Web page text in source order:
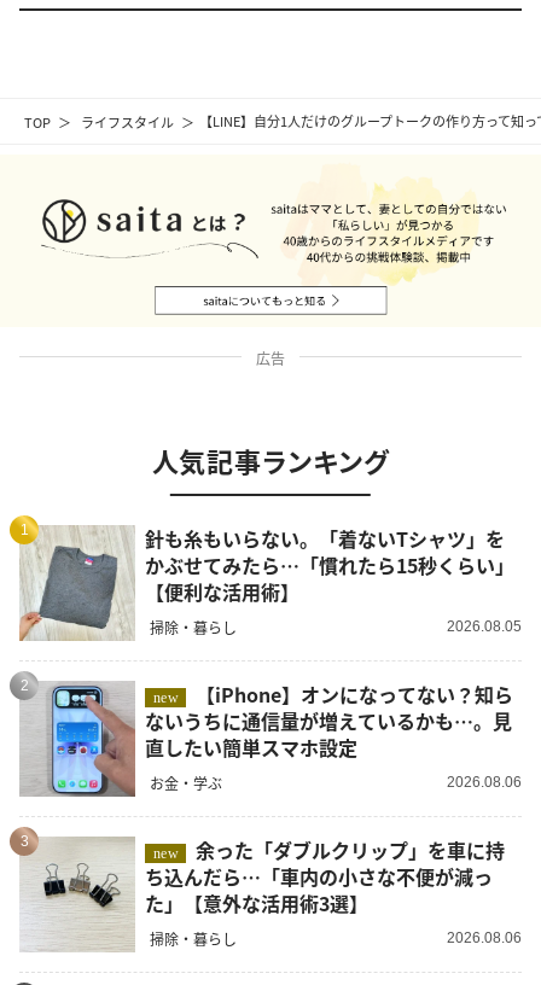
TOP ライフスタイル 【LINE】自分1人だけのグループトークの作り方って知
広告
人気記事ランキング
1
針も糸もいらない。「着ないTシャツ」を
かぶせてみたら…「慣れたら15秒くらい」
【便利な活用術】
掃除・暮らし 2026.08.05
2
new
ないうちに通信量が増えているかも…。見
直したい簡単スマホ設定
お金・学ぶ 2026.08.06
3
new
余った「ダブルクリップ」を車に持
ち込んだら…「車内の小さな不便が減っ
た」【意外な活用術3選】
掃除・暮らし 2026.08.06